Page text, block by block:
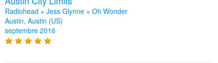
Radiohead + Jess Glynne + Oh Wonder
Austin, Austin (US)
septembre 2016